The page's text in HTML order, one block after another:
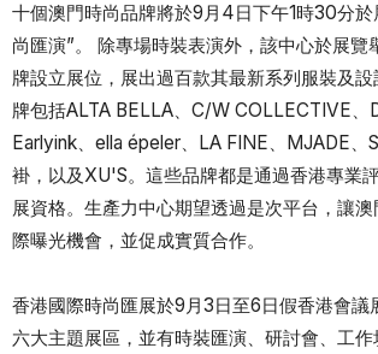
十個澳門時尚品牌將於9月4日下午1時30分於
尚匯演”。 除專場時裝表演外，該中心於展覽
牌設立展位，展出過百款其最新系列服裝及
牌包括ALTA BELLA、C/W COLLECTIVE、
Earlyink、ella épeler、LA FINE、MJADE、
褂，以及XU'S。這些品牌都是通過香港專業
展資格。生產力中心期望透過是次平台，讓
際曝光機會，並促成實質合作。
香港國際時尚匯展於9月3日至6日假香港會議
六大主題展區，並有時裝匯演、研討會、工